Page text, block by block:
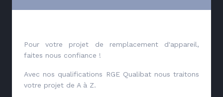
Pour votre projet de remplacement d'appareil,
faites nous confiance !
Avec nos qualifications RGE Qualibat nous traitons
votre projet de A à Z.